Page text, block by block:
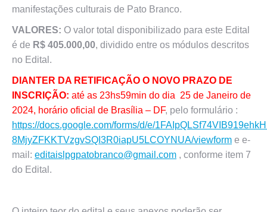
manifestações culturais de Pato Branco.
VALORES: O valor total disponibilizado para este Edital
é de R$ 405.000,00, dividido entre os módulos descritos
no Edital.
DIANTER DA RETIFICAÇÃO O NOVO PRAZO DE
INSCRIÇÃO: até as 23hs59min do dia 25 de Janeiro de
2024, horário oficial de Brasília – DF, pelo formulário :
https://docs.google.com/forms/d/e/
8MjyZFKKTVzgvSQI3R0iapU5LCOYNUA/viewform e e-
mail: editaislpgpatobranco@gmail.com , conforme item 7
do Edital.